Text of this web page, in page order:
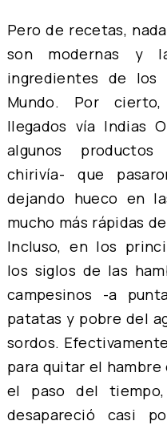
Pero de recetas,
son modernas y
ingredientes de los
Mundo. Por
llegados vía Indias
algunos
chirivía- que
dejando hueco en
mucho más rápidas
Incluso, en los
los siglos de las
campesinos -a
patatas y pobre del
sordos.
para quitar el
el paso del
desapareció casi